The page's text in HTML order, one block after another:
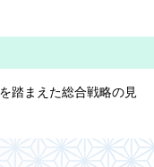
踏まえた総合戦略の見